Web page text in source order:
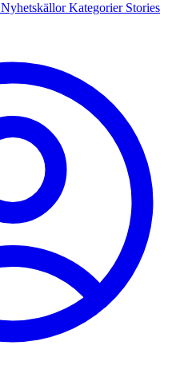
NyhetskällorKategorier Stories